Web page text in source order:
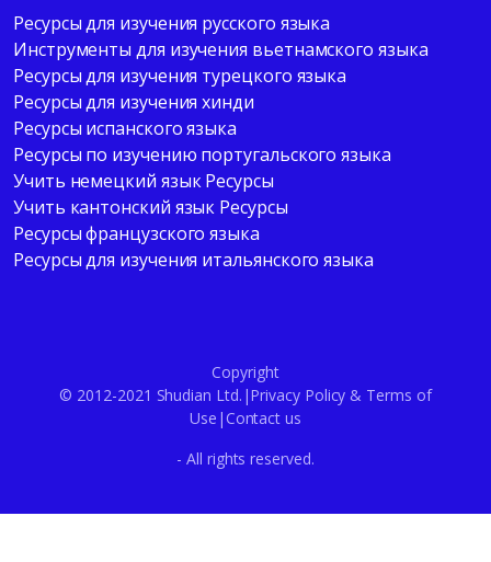
Ресурсы для изучения русского языка
Инструменты для изучения вьетнамского языка
Ресурсы для изучения турецкого языка
Ресурсы для изучения хинди
Ресурсы испанского языка
Ресурсы по изучению португальского языка
Учить немецкий язык Ресурсы
Учить кантонский язык Ресурсы
Ресурсы французского языка
Ресурсы для изучения итальянского языка
Copyright
© 2012-2021 Shudian Ltd.|Privacy Policy & Terms of
Use | Contact us
- All rights reserved.